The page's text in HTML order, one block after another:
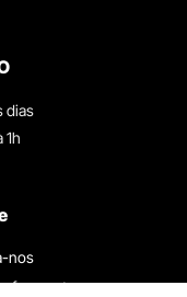
dias
1h
nos
frequentes